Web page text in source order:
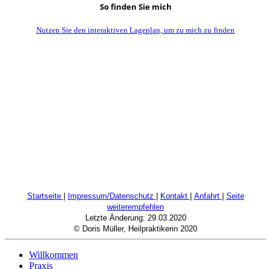
So finden Sie mich
Nutzen Sie den interaktiven La­ge­plan, um zu mich zu finden
Startseite | Impressum/Datenschutz | Kontakt | Anfahrt | Seite
weiterempfehlen
Letzte Änderung: 29.03.2020
© Doris Müller, Heilpraktikerin 2020
Willkommen
Praxis